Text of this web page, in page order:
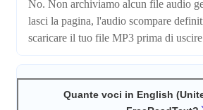
No. Non archiviamo alcun file audio
lasci la pagina, l'audio scompare
scaricare il tuo file MP3 prima di
Quante voci in English